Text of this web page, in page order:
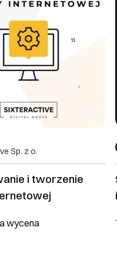
Sp. z o.
i tworzenie
wycena